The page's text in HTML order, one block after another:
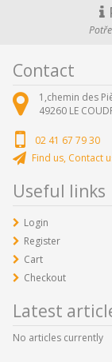
Contact
1,chemin des
49260 LE
02 41 67 79 30
Find us, Contact
Useful links
Login
Register
Cart
Checkout
Latest
No articles currently